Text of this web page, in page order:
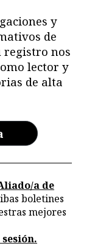
y
de
registro nos
lector y
de alta
a de
boletines
mejores